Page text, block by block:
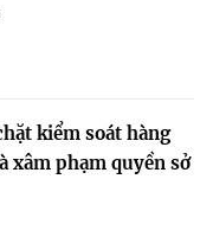
kiểm soát hàng
xâm phạm quyền sở